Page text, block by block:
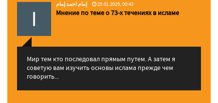
إمام احمد إمام 29.01.2025, 00:43
Мнение по теме о 73-х течениях в исламе
Мир тем кто последовал прямым путем. А затем я
советую вам изучить основы ислама прежде чем
говорить...